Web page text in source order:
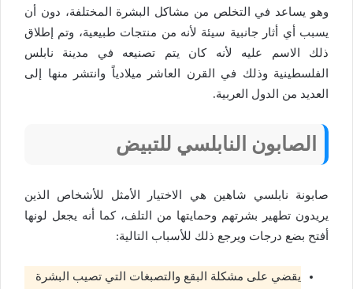
وهو يساعد في التخلص من مشاكل البشرة المختلفة، دون أن
يسبب أي أثار جانبية سيئة لأنه من منتجات طبيعية، وتم إطلاق
ذلك الاسم عليه لأنه كان يتم تصنيعه في مدينة نابلس
الفلسطينية وذلك في القرن العاشر ميلادياً وانتشر منها إلى
العديد من الدول العربية.
الصابون النابلسي للتبيض
صابونة نابلسي شاهين هي الاختيار الأمثل للأشخاص الذين
يريدون تطهير بشرتهم وحمايتها من التلف، كما أنه يجعل لونها
أفتح بضع درجات ويرجع ذلك للأسباب التالية:
يقضي على مشكلة البقع والتصبغات التي تصيب البشرة